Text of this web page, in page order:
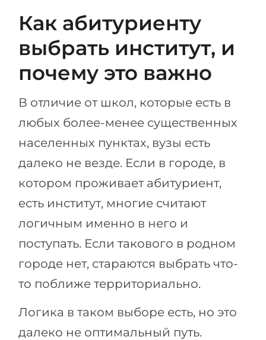
Тест Карта Интересов
Тест RIASEC
Успехна
100%
Наши студенты успешно поступают
КОНСУЛЬТАЦИЯ!
Россия
Украина
Казахстан
ЗАПИСАТЬСЯ НА КОНСУЛЬТАЦИЮ
Как абитуриенту
выбрать институт, и
почему это важно
В отличие от школ, которые есть в
любых более-менее существенных
населенных пунктах, вузы есть
далеко не везде. Если в городе, в
котором проживает абитуриент,
есть институт, многие считают
логичным именно в него и
поступать. Если такового в родном
городе нет, стараются выбрать что-
то поближе территориально.
Логика в таком выборе есть, но это
далеко не оптимальный путь.